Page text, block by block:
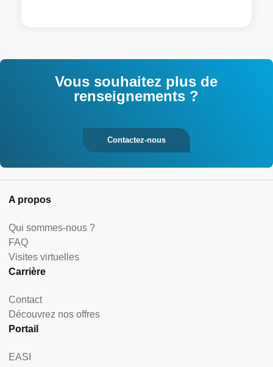
Vous souhaitez plus de
renseignements ?
Contactez-nous
A propos
Qui sommes-nous ?
FAQ
Visites virtuelles
Carrière
Contact
Découvrez nos offres
Portail
EASI